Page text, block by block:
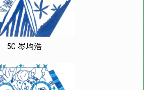
5C 岑均浩